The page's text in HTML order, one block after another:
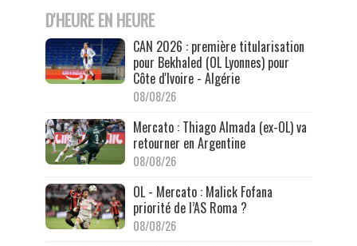
D'HEURE EN HEURE
CAN 2026 : première titularisation
pour Bekhaled (OL Lyonnes) pour
Côte d'Ivoire - Algérie
08/08/26
Mercato : Thiago Almada (ex-OL) va
retourner en Argentine
08/08/26
OL - Mercato : Malick Fofana
priorité de l’AS Roma ?
08/08/26